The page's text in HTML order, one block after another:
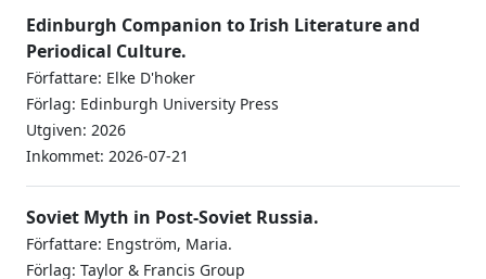
Edinburgh Companion to Irish Literature and
Periodical Culture.
Författare: Elke D'hoker
Förlag: Edinburgh University Press
Utgiven: 2026
Inkommet: 2026-07-21
Soviet Myth in Post-Soviet Russia.
Författare: Engström, Maria.
Förlag: Taylor & Francis Group